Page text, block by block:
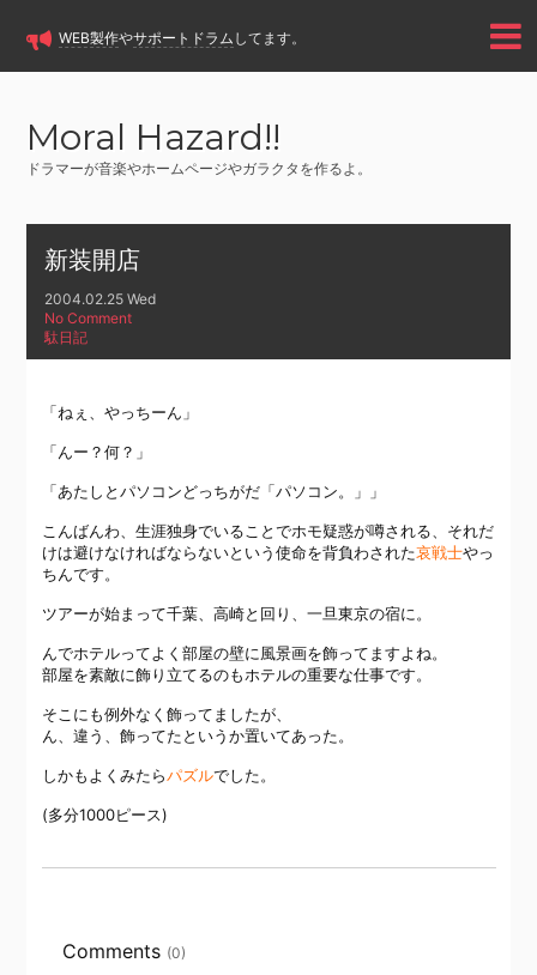
WEB製作やサポートドラム してます。
Moral Hazard!!
ドラマーが音楽やホームページやガラクタを作るよ。
新装開店
2004.02.25 Wed
No Comment
駄日記
「ねぇ、やっちーん」
「んー？何？」
「あたしとパソコンどっちがだ「パソコン。」」
こんばんわ、生涯独身でいることでホモ疑惑が噂される、それだ
けは避けなければならないという使命を背負わされた哀戦士やっ
ちんです。
ツアーが始まって千葉、高崎と回り、一旦東京の宿に。
んでホテルってよく部屋の壁に風景画を飾ってますよね。
部屋を素敵に飾り立てるのもホテルの重要な仕事です。
そこにも例外なく飾ってましたが、
ん、違う、飾ってたというか置いてあった。
しかもよくみたらパズルでした。
(多分1000ピース)
Comments (0)